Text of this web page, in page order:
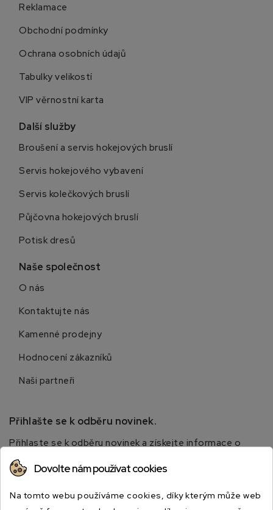
Reklamace
Obchodní podmínky
Ochrana osobních údajů
Tabulky velikostí
VIP věrnostní karta
Další služby
Broušení a servis hokejových bruslí
Servis hokejového vybavení
Servis kolečkových bruslí
Půjčovna hokejových bruslí
Potisk dresů
Naše společnost
O nás
Kontaktujte nás
Kamenné prodejny
Hodnocení zákazníků
Naši partneři
Přihlašte se k odběru novinek.
Přihlaste se k odběru novinek a získejte informace o
speciálních slevách.
Dovolte nám používat cookies
Na tomto webu používáme cookies, díky kterým může web